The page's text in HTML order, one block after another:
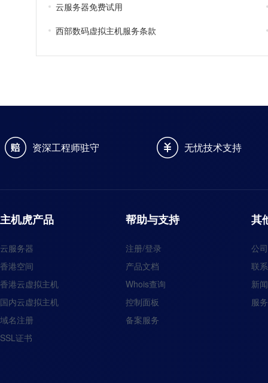
云服务器免费试用
西部数码虚拟主机服务条款
资深工程师驻守 无忧技术支持
主机虎产品
云服务器
香港空间
香港云虚拟主机
国内云虚拟主机
域名注册
SSL证书
帮助与支持
注册/登录
产品文档
Whois查询
控制面板
备案服务
其
公
联
新
服